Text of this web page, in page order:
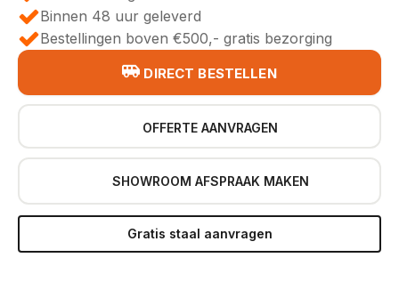
€43,95.
€34,95.
Binnen 48 uur geleverd
Bestellingen boven €500,- gratis bezorging
DIRECT BESTELLEN
OFFERTE AANVRAGEN
SHOWROOM AFSPRAAK MAKEN
Gratis staal aanvragen